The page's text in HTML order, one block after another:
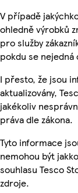
V případě
ohledně výrobků
pro služby
pokdu se nejedná
I přesto, že jsou
aktualizovány,
jakékoliv
práva dle zákona.
Tyto informace
nemohou být
souhlasu Tesco
zdroje.